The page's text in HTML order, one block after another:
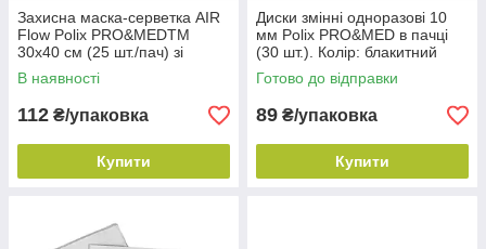
Захисна маска-серветка AIR
Flow Polix PRO&MEDTM
30х40 см (25 шт./пач) зі
спанбонду Колір: різнобарвні
В наявності
112 ₴/упаковка
Купити
Диски змінні одноразові 10
мм Polix PRO&MED в пачці
(30 шт.). Колір: блакитний
Готово до відправки
89 ₴/упаковка
Купити